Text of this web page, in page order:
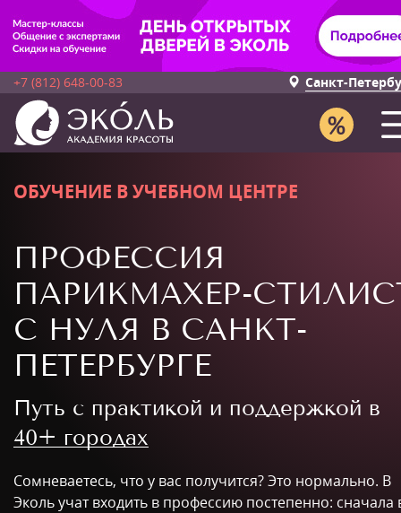
+7 (812) 648-00-83 Санкт-
ОБУЧЕНИЕ В УЧЕБНОМ ЦЕНТРЕ
ПРОФЕССИЯ
ПАРИКМАХЕР-
С НУЛЯ В САНКТ-
ПЕТЕРБУРГЕ
Путь с практикой и поддержкой в
40+ городах
Сомневаетесь, что у вас получится? Это нормально. В
Эколь учат входить в профессию постепенно: сначала